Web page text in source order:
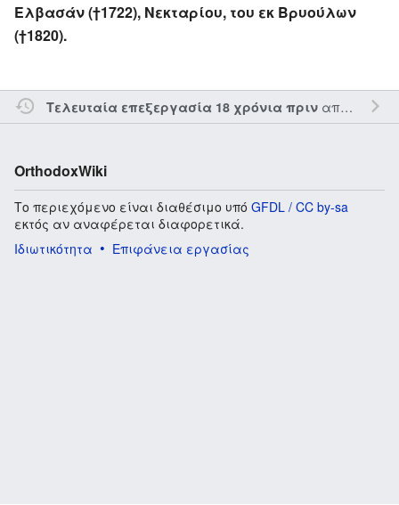
Ελβασάν (†1722), Νεκταρίου, του εκ Βρυούλων
(†1820).
Τελευταία επεξεργασία 18 χρόνια πριναπό τον την
OrthodoxWiki
Το περιεχόμενο είναι διαθέσιμο υπό GFDL / CC by-sa
εκτός αν αναφέρεται διαφορετικά.
Ιδιωτικότητα
Επιφάνεια εργασίας